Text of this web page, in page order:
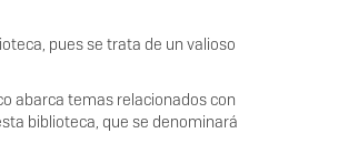
pues se trata de un valioso
abarca temas relacionados con
biblioteca, que se denominará